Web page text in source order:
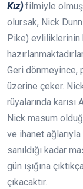
Kız)filmiyle
olursak, Nick
Pike) evliliklerinin
Geri dönmeyince,
üzerine çeker.
rüyalarında
Nick masum
ve ihanet ağlarıyla
sanıldığı kadar
gün ışığına
çıkacaktır.